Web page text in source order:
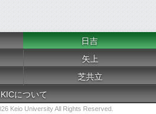
日吉
矢上
芝共立
KICについて
Keio University All Rights Reserved.